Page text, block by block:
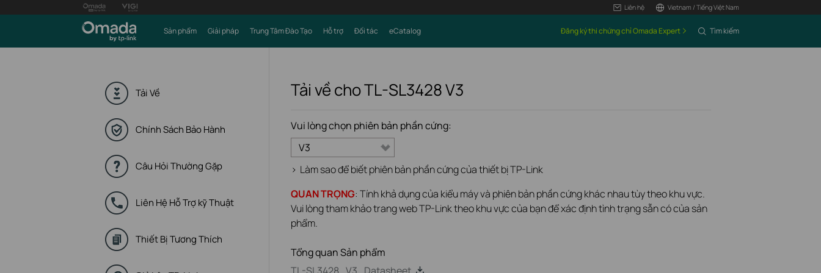
Liên hệ Vietnam / Tiếng Việt Nam
Sản phẩm Giải pháp Trung Tâm Đào Tạo Hỗ trợ Đối tác eCatalog Đăng ký thi chứng chỉ Omada Expert Tìm kiếm
Tải Về
Chính Sách Bảo Hành
Câu Hỏi Thường Gặp
Liên Hệ Hỗ Trợ kỹ Thuật
Thiết Bị Tương Thích
Tải về choTL-SL3428V3
Vui lòng chọn phiên bản phần cứng:
V3
> Làm sao để biết phiên bản phần cứng của thiết bị TP-Link
QUAN TRỌNG: Tính khả dụng của kiểu máy và phiên bản phần cứng khác nhau tùy theo khu vực.
Vui lòng tham khảo trang web TP-Link theo khu vực của bạn để xác định tình trạng sẵn có của sản
phẩm.
Tổng quan Sản phẩm